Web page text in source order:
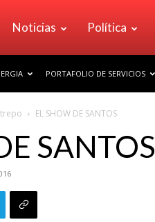
Noticias Política
PORTAFOLIO DE SERVICIOS
EL SHOW DE SANTOS
SANTOS